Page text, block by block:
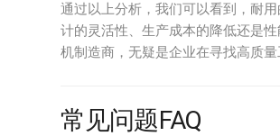
通过以上分析，我们可以看到，耐
计的灵活性、生产成本的降低还是
机制造商，无疑是企业在寻找高质量
常见问题FAQ